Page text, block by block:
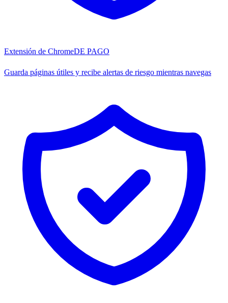
Extensión de ChromeDE PAGO
Guarda páginas útiles y recibe alertas de riesgo mientras navegas